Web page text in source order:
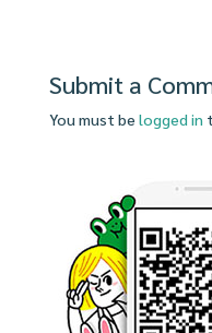
Submit a
You must be logged in